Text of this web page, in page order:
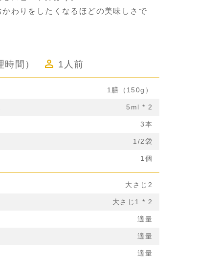
かわりをしたくなるほどの美味しさで
間） 1人前
1膳（150g）
5ml * 2
3本
1/2袋
1個
大さじ2
大さじ1 * 2
適量
適量
適量